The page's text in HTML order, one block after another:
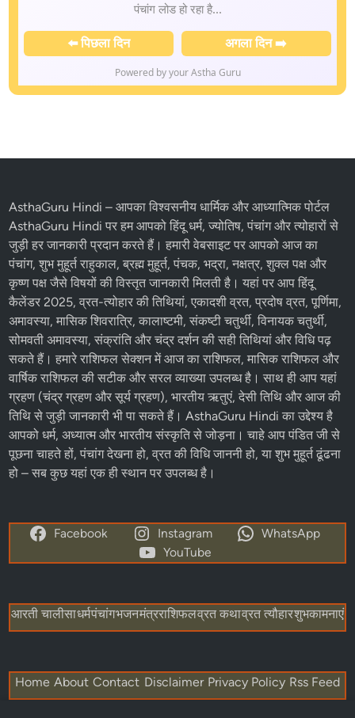
Thursday, August 06, 2026
📆 वार:Thursday
🌅 सूर्योदय:06:00 AM |🌇 सूर्यास्त:06:00 PM
(समाप्ति: 05:33 PM)
📜 संवत्सर:विक्रम 2083, शक 1948, गुजराती 2083
📚 मास:अमांत Shravana, पूर्णिमांत Shravana
⬅️ पिछला दिन अगला दिन ➡️
Powered by your Astha Guru
AsthaGuru Hindi– आपका विश्वसनीय धार्मिक और आध्यात्मिक पोर्टल
AsthaGuru Hindi पर हम आपकोहिंदू धर्म , ज्योतिष,पंचांगऔरत्योहारों से
जुड़ी हर जानकारी प्रदान करते हैं। हमारी वेबसाइट पर आपको आज का
पंचांग, शुभ मुहूर्त राहुकाल, ब्रह्म मुहूर्त, पंचक, भद्रा, नक्षत्र, शुक्ल पक्ष और
अमावस्या, मासिक शिवरात्रि, कालाष्टमी, संकष्टी चतुर्थी, विनायक चतुर्थी,
सोमवती अमावस्या, संक्रांति और चंद्र दर्शन की सही तिथियां और विधि पढ़
ग्रहण (चंद्र ग्रहण और सूर्य ग्रहण), भारतीय ऋतुएं, देसी तिथि और आज की
तिथि से जुड़ी जानकारी भी पा सकते हैं। AsthaGuru Hindi का उद्देश्य है
पूछना चाहते हों, पंचांग देखना हो, व्रत की विधि जाननी हो, या शुभ मुहूर्त ढूंढना
हो – सब कुछ यहां एक ही स्थान पर उपलब्ध है।